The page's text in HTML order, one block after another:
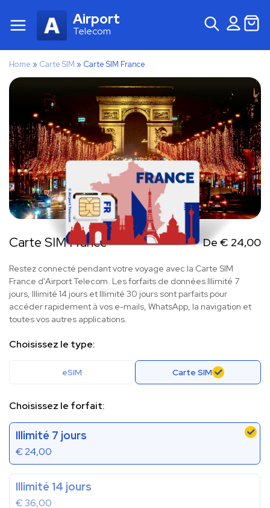
Airport
Telecom
Home » Carte SIM » Carte SIM France
Carte SIM France De € 24,00
Restez connecté pendant votre voyage avec la Carte SIM
France d'Airport Telecom. Les forfaits de données Illimité 7
jours, Illimité 14 jours et Illimité 30 jours sont parfaits pour
accéder rapidement à vos e-mails, WhatsApp, la navigation et
toutes vos autres applications.
Choisissez le type:
eSIM Carte SIM
Choisissez le forfait:
Illimité 7 jours
€24,00
Illimité 14 jours
€36,00